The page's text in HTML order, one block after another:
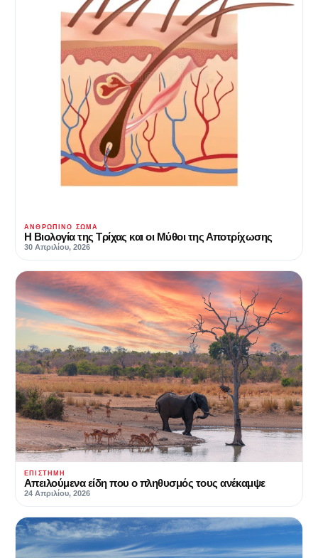
ΑΝΘΡΏΠΙΝΟ ΣΏΜΑ
Η Βιολογία της Τρίχας και οι Μύθοι της Αποτρίχωσης
30 Απριλίου, 2026
ΕΠΙΣΤΉΜΗ
Απειλούμενα είδη που ο πληθυσμός τους ανέκαμψε
24 Απριλίου, 2026